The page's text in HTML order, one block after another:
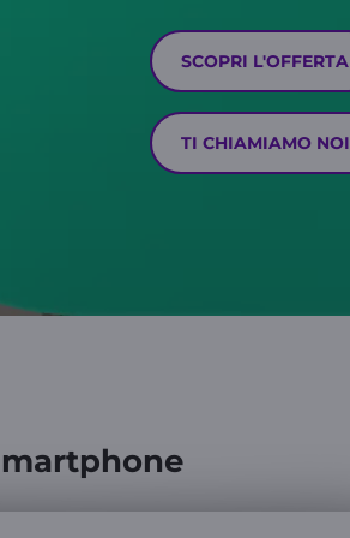
SCOPRI L'OFFERTA
TI CHIAMIAMO NOI